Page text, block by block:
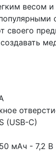
весом
(USB-C)
мАч - 7,2 В